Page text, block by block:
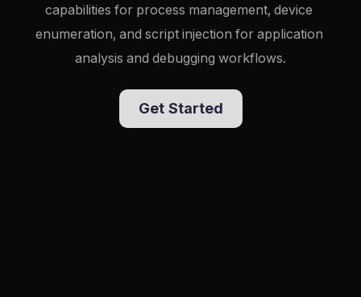
capabilities for process management, device
enumeration, and script injection for application
analysis and debugging workflows.
Get Started